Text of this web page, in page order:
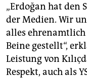
„Erdoğan hat den
der Medien. Wir
alles
Beine gestellt“,
Leistung von
Respekt, auch als